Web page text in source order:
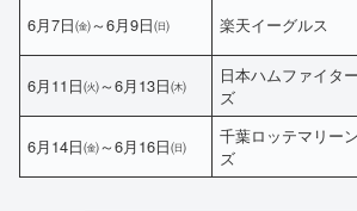
6月7日㈮～6月9日㈰ 楽天イーグルス
6月11日㈫～6月13日㈭
日本ハムファイター
ズ
6月14日㈮～6月16日㈰
千葉ロッテマリーン
ズ